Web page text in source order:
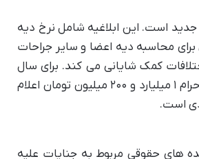
جدید است. این ابلاغیه شامل نرخ دیه
محاسبه دیه اعضا و سایر جراحات
کمک شایانی می کند. برای سال
۱۴۰۲، نرخ دیه کامل انسان در ماه های عادی ۹۰۰ میلیون تومان و در ماه های حرام ۱ میلیارد و ۲۰۰ میلیون تومان اعلام
است.
های حقوقی مربوط به جنایات علیه